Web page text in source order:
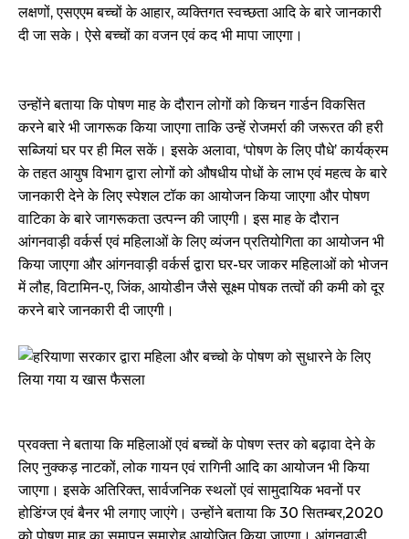
लक्षणों, एसएएम बच्चों के आहार, व्यक्तिगत स्वच्छता आदि के बारे जानकारी
दी जा सके। ऐसे बच्चों का वजन एवं कद भी मापा जाएगा।
उन्होंने बताया कि पोषण माह के दौरान लोगों को किचन गार्डन विकसित
करने बारे भी जागरूक किया जाएगा ताकि उन्हें रोजमर्रा की जरूरत की हरी
सब्जियां घर पर ही मिल सकें। इसके अलावा, ‘पोषण के लिए पौधे’ कार्यक्रम
के तहत आयुष विभाग द्वारा लोगों को औषधीय पोधों के लाभ एवं महत्व के बारे
जानकारी देने के लिए स्पेशल टॉक का आयोजन किया जाएगा और पोषण
वाटिका के बारे जागरूकता उत्पन्न की जाएगी। इस माह के दौरान
आंगनवाड़ी वर्कर्स एवं महिलाओं के लिए व्यंजन प्रतियोगिता का आयोजन भी
किया जाएगा और आंगनवाड़ी वर्कर्स द्वारा घर-घर जाकर महिलाओं को भोजन
में लौह, विटामिन-ए, जिंक, आयोडीन जैसे सूक्ष्म पोषक तत्वों की कमी को दूर
करने बारे जानकारी दी जाएगी।
प्रवक्ता ने बताया कि महिलाओं एवं बच्चों के पोषण स्तर को बढ़ावा देने के
लिए नुक्कड़ नाटकों, लोक गायन एवं रागिनी आदि का आयोजन भी किया
जाएगा। इसके अतिरिक्त, सार्वजनिक स्थलों एवं सामुदायिक भवनों पर
होडिंग्ज एवं बैनर भी लगाए जाएंगे। उन्होंने बताया कि 30 सितम्बर,2020